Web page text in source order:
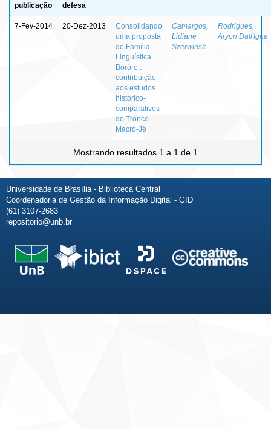
publicação
defesa
7-Fev-2014 20-Dez-2013
Consolidando
uma proposta
de Família
Linguística
Boróro :
contribuição
aos estudos
histórico-
comparativos
do Tronco
Macro-Jê
Camargos,
Lidiane
Szerwinsk
Rodrigues,
Aryon Dall'Igna
Mostrando resultados 1 a 1 de 1
Universidade de Brasília - Biblioteca Central
Coordenadoria de Gestão da Informação Digital - GID
(61) 3107-2683
repositorio@unb.br